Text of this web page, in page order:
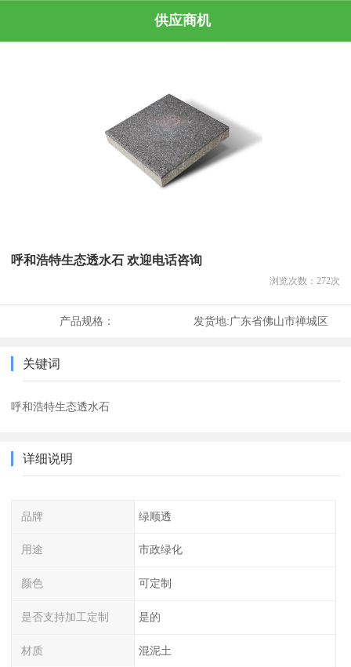
供应商机
呼和浩特生态透水石 欢迎电话咨询
浏览次数： 272次
产品规格： 发货地:广东省佛山市禅城区
关键词
呼和浩特生态透水石
详细说明
品牌 绿顺透
用途 市政绿化
颜色 可定制
是否支持加工定制 是的
材质 混泥土